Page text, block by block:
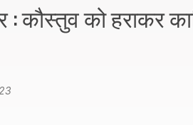
: कौस्तुव को हराकर